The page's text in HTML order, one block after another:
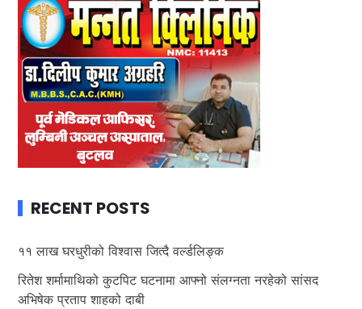
RECENT POSTS
११ लाख घरधुरीको विश्वास जित्दै वर्ल्डलिङ्क
रितेश शर्मामाथिको कुटपिट घटनामा आफ्नो संलग्नता नरहेको सांसद
अभिषेक प्रताप शाहको दाबी